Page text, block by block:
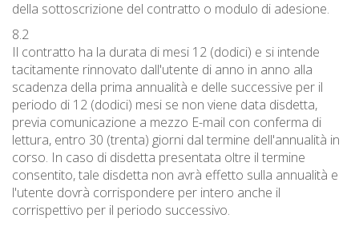
della sottoscrizione del contratto o modulo di adesione.
8.2
Il contratto ha la durata di mesi 12 (dodici) e si intende
tacitamente rinnovato dall'utente di anno in anno alla
scadenza della prima annualità e delle successive per il
periodo di 12 (dodici) mesi se non viene data disdetta,
previa comunicazione a mezzo E-mail con conferma di
lettura, entro 30 (trenta) giorni dal termine dell'annualità in
corso. In caso di disdetta presentata oltre il termine
consentito, tale disdetta non avrà effetto sulla annualità e
l'utente dovrà corrispondere per intero anche il
corrispettivo per il periodo successivo.